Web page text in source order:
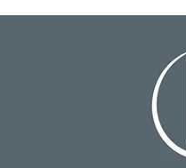
του ΠΑΟΚ:
ο 23χρονος που
20χρονο -
άλλα δύο άτομα